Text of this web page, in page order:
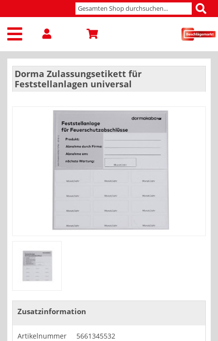
Dorma Zulassungsetikett für
Feststellanlagen universal
Zusatzinformation
Artikelnummer
5661345532